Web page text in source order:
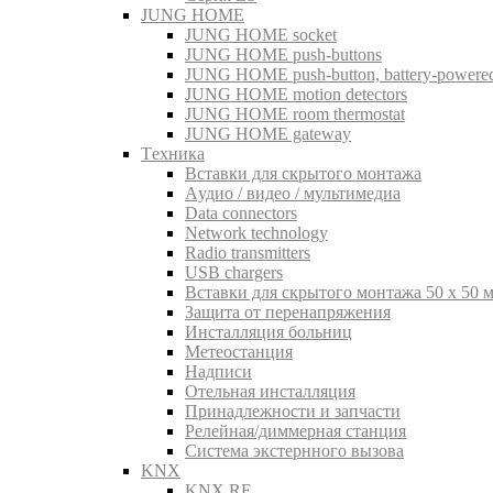
JUNG HOME
JUNG HOME socket
JUNG HOME push-buttons
JUNG HOME push-button, battery-
JUNG HOME motion detectors
JUNG HOME room thermostat
JUNG HOME gateway
Tехника
Вставки для скрытого монтажа
Aудио / видео / мультимедиа
Data connectors
Network technology
Radio transmitters
USB chargers
Вставки для скрытого монтажа 50 x 50
Защита от перенапряжения
Инсталляция больниц
Метеостанция
Надписи
Отельная инсталляция
Принадлежности и запчасти
Релейная/диммерная станция
Система экстернного вызова
KNX